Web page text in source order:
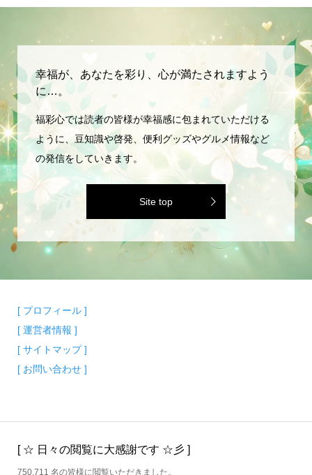
幸福が、あなたを彩り、心が満たされますよう
に…。
福彩心では読者の皆様が幸福感に包まれていただける
ように、豆知識や啓発、便利グッズやグルメ情報など
の発信をしていきます。
Site top
[ プロフィール ]
[ 運営者情報 ]
[ サイトマップ ]
[ お問い合わせ ]
[ ☆ 日々の閲覧に大感謝です ☆彡 ]
750,711 名の皆様に閲覧いただきました。